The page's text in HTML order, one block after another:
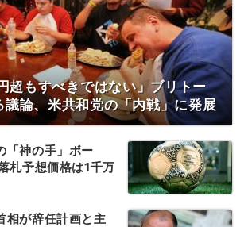
超もすべきではない」ブリトー
議論、米共和党の「内戦」に発展
「神の手」ボー
札予想価格は1千万
相が辞任計画と主